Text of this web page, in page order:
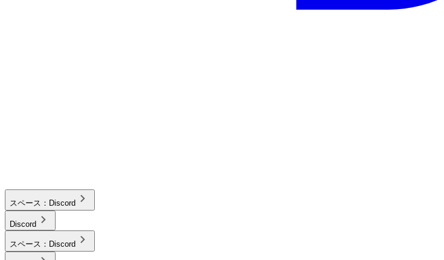
スペース： Discord
Discord
スペース： Discord